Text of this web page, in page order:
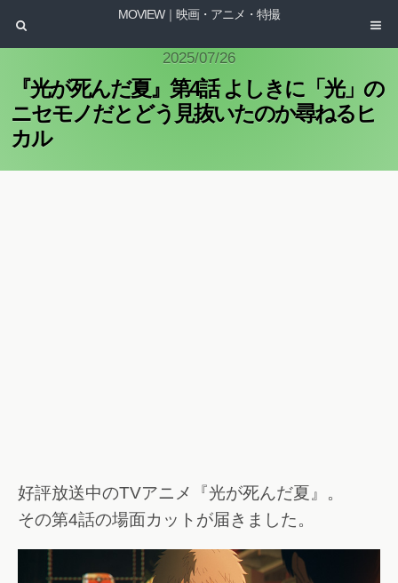
MOVIEW｜映画・アニメ・特撮
2025/07/26
『光が死んだ夏』第4話 よしきに「光」の
ニセモノだとどう見抜いたのか尋ねるヒ
カル
好評放送中のTVアニメ『光が死んだ夏』。
その第4話の場面カットが届きました。